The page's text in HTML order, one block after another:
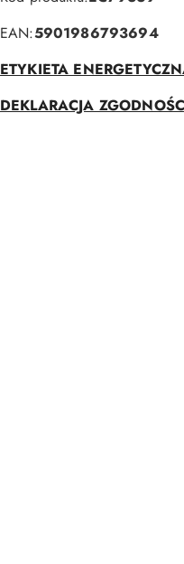
EAN:5901986793694
ETYKIETA
DEKLARACJA